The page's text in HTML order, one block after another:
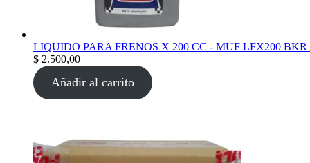
LIQUIDO PARA FRENOS X 200 CC - MUF LFX200
$ 2.500,00
Añadir al carrito